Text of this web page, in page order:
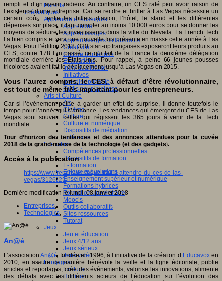
Parents
Thématiques
Apprendre et enseigner
Apprendre
Apprentissages
Apprentissages collaboratifs
Créativité
Culture numérique
Evaluations
Individualisation
Initiatives
Interdisciplinarité
Outils pour la classe
Arts et Culture
Art
Cinéma
Culture
Culture et numérique
Dispositifs de médiation
Littérature
Formation
Compétences professionnelles
Dispositifs de formation
E- formation
Enjeux et évolutions
Enseignement supérieur et numérique
Formations hybrides
Formation universitaire
Mooc’s
Outils collaboratifs
Sites ressources
Tutorat
Jeux
Jeu et éducation
Jeux 4/12 ans
Jeux sérieux
Jeux vidéo
Langages
Ecriture
Humour
rempli et d’un avenir radieux. Au contraire, un CES raté peut avoir raison de
l’existence d’une entreprise. Car se rendre et briller à Las Vegas nécessite un
certain coût : entre les billets d’avion, l’hôtel, le stand et les différentes
dépenses sur place, il faut compter au moins 10 000 euros pour se donner les
moyens de séduire les investisseurs dans la ville du Nevada. La French Tech
l’a bien compris et sera une nouvelle fois présente en masse cette année à Las
Vegas. Pour l’édition 2018, 320 start-up françaises exposeront leurs produits au
CES, contre 178 l’an passé, ce qui fait de la France la deuxième délégation
mondiale derrière les États-Unis. Pour rappel, à peine 66 jeunes pousses
tricolores avaient fait le déplacement jusqu’à Las Vegas en 2015.
Vous l’aurez compris, le CES, à défaut d’être révolutionnaire,
est tout de même très important pour les entrepreneurs.
Car si l’événement peine à garder un effet de surprise, il donne toutefois le
tempo pour l’année qui s’annonce. Les tendances qui émergent du CES de Las
Vegas sont souvent celles qui régissent les 365 jours à venir de la Tech
mondiale.
Tour d’horizon des tendances et des annonces attendues pour la cuvée
2018 de la grand-messe de la technologie (et des gadgets).
Accès à la publication
https://www.frenchweb.fr/que-faut-il-attendre-du-ces-de-las-
vegas/312622?
Dernière modification le lundi, 08 janvier 2018
Entreprises,
Technologies,
An@é
L’associationAn@é, fondée en 1996, à l’initiative de la création d’ Educavoxen
2010, en assure de manière bénévole la veille et la ligne éditoriale, publie
articles et reportages, crée des événements, valorise les innovations, alimente
des débats avec les différents acteurs de l’éducation sur l’évolution des